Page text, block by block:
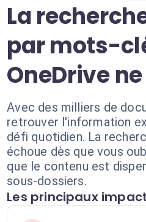
La
par mots-
OneDrive
Avec des milliers de
retrouver l'information
défi quotidien. La
échoue dès que vous
que le contenu est
sous-dossiers.
Les principaux